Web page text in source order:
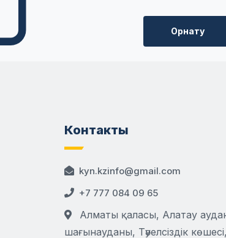
Орнату
Контакты
kyn.kzinfo@gmail.com
+7 777 084 09 65
Алматы қаласы, Алатау
шағынауданы, Тәуелсіздік